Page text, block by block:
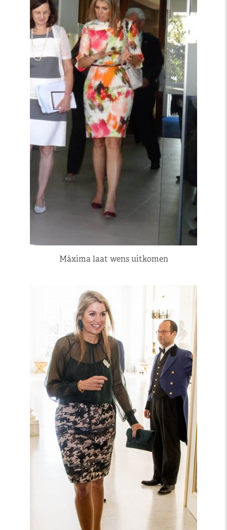
Máxima laat wens uitkomen